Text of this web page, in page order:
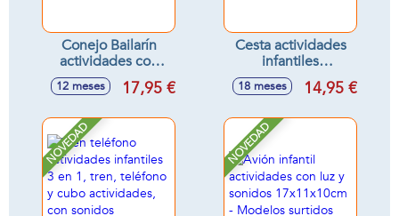
Conejo Bailarín
actividades con
luces y sonidos,
20x15x11cm
12 meses 17,95 €
Cesta actividades
infantiles
25x18x14cm
18 meses 14,95 €
NOVEDAD NOVEDAD